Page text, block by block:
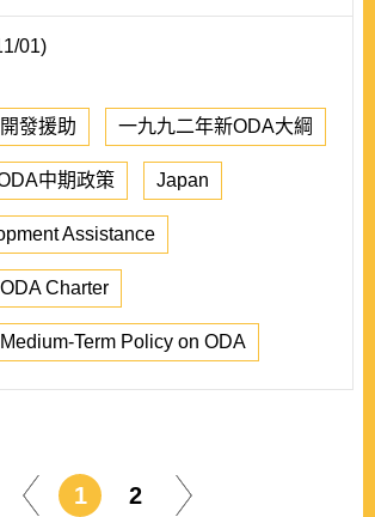
01)
發援助 一九九二年新ODA大綱
中期政策 Japan
Assistance
Charter
Term Policy on ODA
1 2